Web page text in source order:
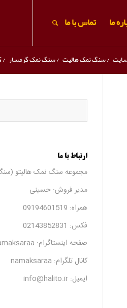
ما تماس با ما
/سنگ نمک هالیت /سنگ نمک گرمسار /
ارتباط با ما
مجموعه سنگ نمک هالیتو
مدیر فروش: حسینی
همراه: 09194601519
فکس: 02143852831
صفحه اینستاگرام:
کانال تلگرام: namaksaraa
ایمیل: info@halito.ir